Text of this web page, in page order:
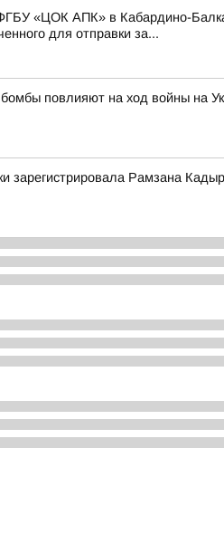
«ЦОК АПК» в Кабардино-
для отправки за...
повлияют на ход войны на
зарегистрировала Рамзана